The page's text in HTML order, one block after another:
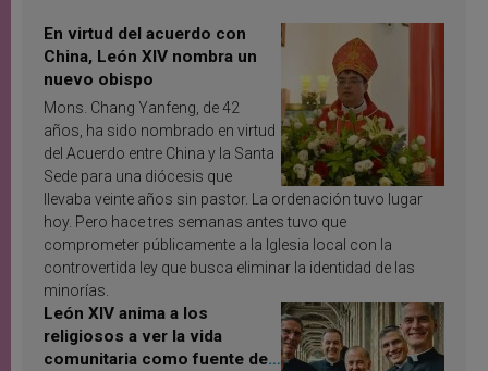
En virtud del acuerdo con
China, León XIV nombra un
nuevo obispo
Mons. Chang Yanfeng, de 42
años, ha sido nombrado en virtud
del Acuerdo entre China y la Santa
Sede para una diócesis que
llevaba veinte años sin pastor. La ordenación tuvo lugar
hoy. Pero hace tres semanas antes tuvo que
comprometer públicamente a la Iglesia local con la
controvertida ley que busca eliminar la identidad de las
minorías.
León XIV anima a los
religiosos a ver la vida
comunitaria como fuente de